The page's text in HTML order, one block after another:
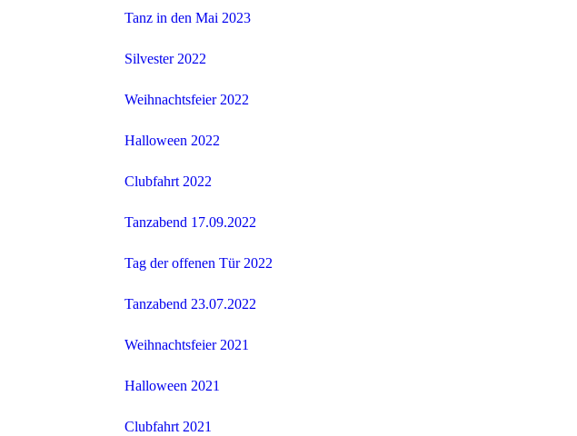
Tanz in den Mai 2023
Silvester 2022
Weihnachtsfeier 2022
Halloween 2022
Clubfahrt 2022
Tanzabend 17.09.2022
Tag der offenen Tür 2022
Tanzabend 23.07.2022
Weihnachtsfeier 2021
Halloween 2021
Clubfahrt 2021